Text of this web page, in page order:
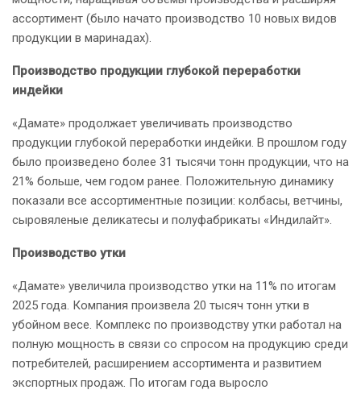
ассортимент (было начато производство 10 новых видов
продукции в маринадах).
Производство продукции глубокой переработки
индейки
«Дамате» продолжает увеличивать производство
продукции глубокой переработки индейки. В прошлом году
было произведено более 31 тысячи тонн продукции, что на
21% больше, чем годом ранее. Положительную динамику
показали все ассортиментные позиции: колбасы, ветчины,
сыровяленые деликатесы и полуфабрикаты «Индилайт».
Производство утки
«Дамате» увеличила производство утки на 11% по итогам
2025 года. Компания произвела 20 тысяч тонн утки в
убойном весе. Комплекс по производству утки работал на
полную мощность в связи со спросом на продукцию среди
потребителей, расширением ассортимента и развитием
экспортных продаж. По итогам года выросло